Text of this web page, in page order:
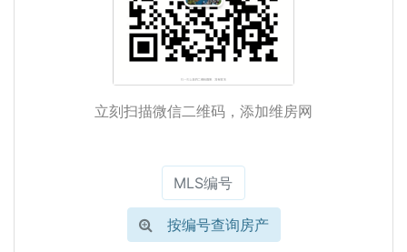
立刻扫描微信二维码，添加维房网
按编号查询房产